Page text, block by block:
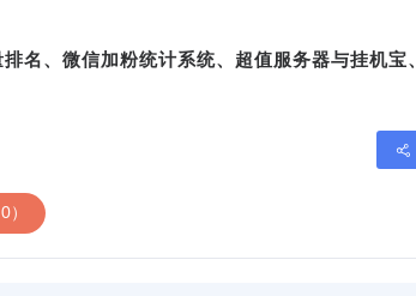
名、微信加粉统计系统、超值服务器与挂机宝
）